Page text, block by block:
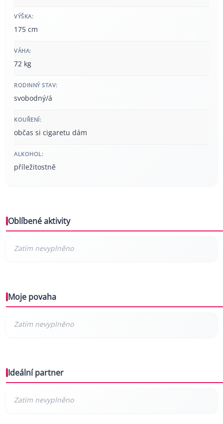
VÝŠKA:
175 cm
VÁHA:
72 kg
RODINNÝ STAV:
svobodný/á
KOUŘENÍ:
občas si cigaretu dám
ALKOHOL:
příležitostně
Oblíbené aktivity
Moje povaha
Ideální partner